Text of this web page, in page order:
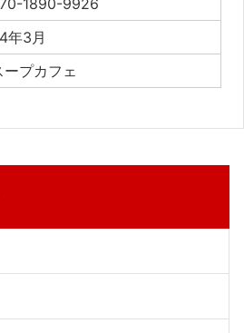
1890-9926
年3月
ープカフェ